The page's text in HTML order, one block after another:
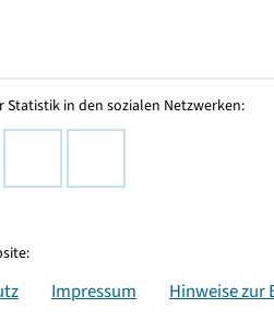
Statistik in den sozialen Netzwerken:
Impressum Hinweise zur